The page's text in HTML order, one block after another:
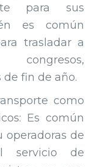
para sus
es común
trasladar a
fin de año.
como
Es común
operadoras de
servicio de